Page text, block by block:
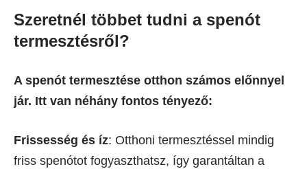
Szeretnél többet tudni a spenót
termesztésről?
A spenót termesztése otthon számos előnnyel
jár. Itt van néhány fontos tényező:
Frissesség és íz: Otthoni termesztéssel mindig
friss spenótot fogyaszthatsz, így garantáltan a